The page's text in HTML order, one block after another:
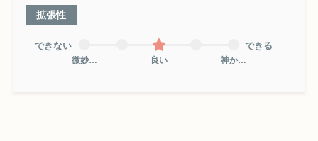
拡張性
できない
微妙… 良い 神か…
できる